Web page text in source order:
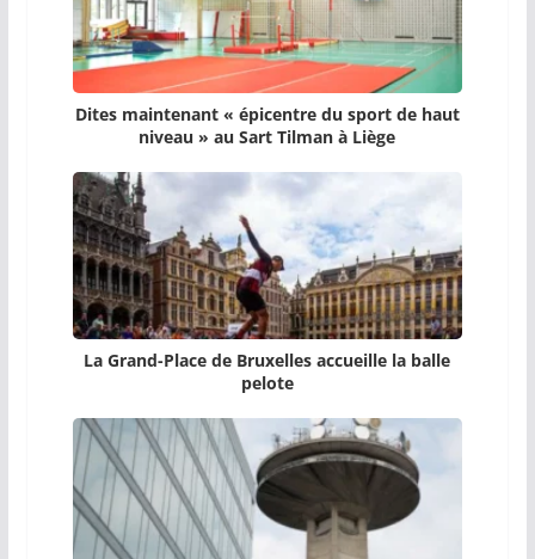
Dites maintenant « épicentre du sport de haut
niveau » au Sart Tilman à Liège
La Grand-Place de Bruxelles accueille la balle
pelote